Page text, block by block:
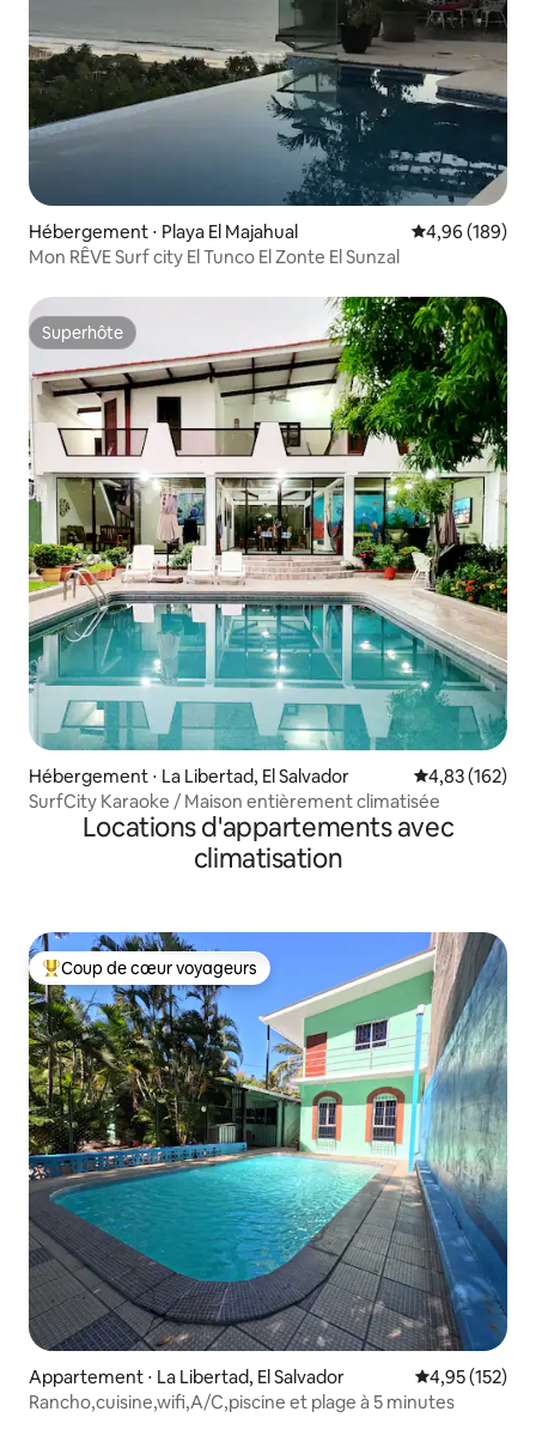
Hébergement ⋅ Playa El Majahual Évaluation
4,96 (189)
Mon RÊVE Surf city El Tunco El Zonte El Sunzal
Superhôte
Superhôte
Hébergement ⋅ La Libertad, El Salvador Évaluation
4,83 (162)
SurfCity Karaoke / Maison entièrement climatisée
Locations d'appartements avec
climatisation
Coups de cœur voyageurs les plus appréciés
Coup de cœur voyageurs
Appartement ⋅ La Libertad, El Salvador Évaluation
4,95 (152)
Rancho,cuisine,wifi,A/C,piscine et plage à 5 minutes